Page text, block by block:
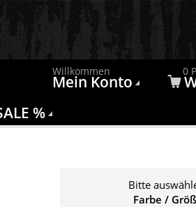
Willkommen
Mein Konto
0
%
Bitte
Farbe /